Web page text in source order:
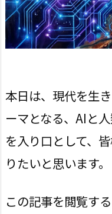
本日は、現代を生
ーマとなる、AIと
を入り口として、
りたいと思います。
この記事を閲覧す